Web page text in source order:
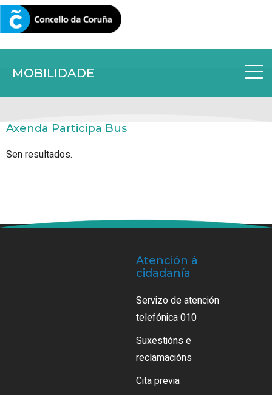
MOBILIDADE
CORUNA.GAL
Axenda Participa Bus
Sen resultados.
Atención á
cidadanía
Servizo de atención
telefónica 010
Suxestións e
reclamacións
Cita previa